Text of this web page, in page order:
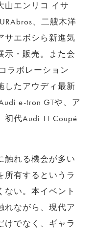
山エンリコ イサ
、二艘木洋
サエボシら新進気
示・販売。また会
ラボレーション
したアウディ最新
e-tron GTや、ア
代Audi TT Coupé
触れる機会が多い
所有するというラ
ない。本イベント
れながら、現代ア
けでなく、ギャラ